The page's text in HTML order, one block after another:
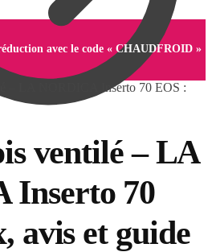
avec le code « CHAUDFROID »
– LA NORDICA Inserto 70 EOS :
ventilé – LA
Inserto 70
avis et guide